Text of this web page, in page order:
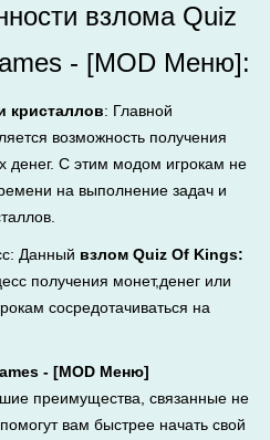
взлома Quiz
- [MOD Меню]:
кристаллов: Главной
возможность получения
денег. С этим модом игрокам не
на выполнение задач и
Данный взлом Quiz Of Kings:
получения монет,денег или
сосредотачиваться на
- [MOD Меню]
преимущества, связанные не
вам быстрее начать свой